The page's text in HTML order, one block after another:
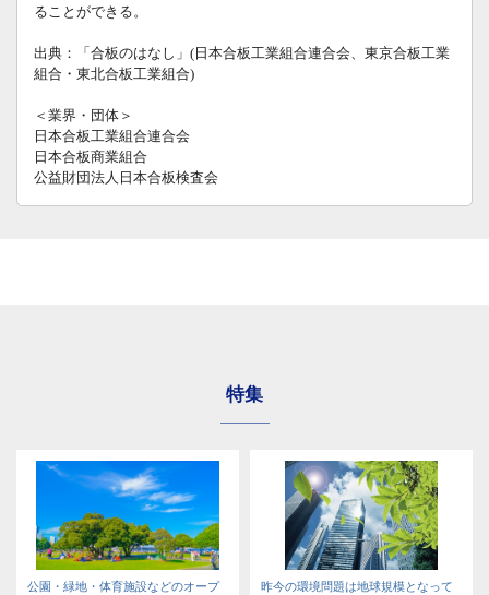
ることができる。
出典：「合板のはなし」(日本合板工業組合連合会、東京合板工業
組合・東北合板工業組合)
＜業界・団体＞
日本合板工業組合連合会
日本合板商業組合
公益財団法人日本合板検査会
特集
公園・緑地・体育施設などのオープ
昨今の環境問題は地球規模となって